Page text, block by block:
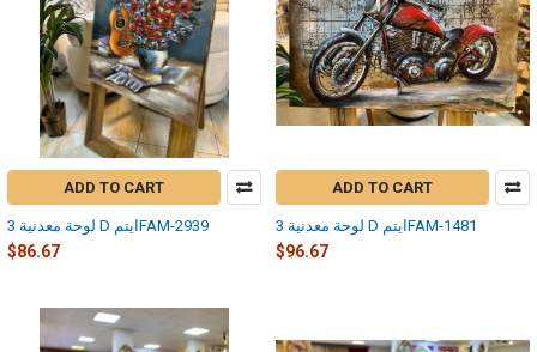
ADD TO CART
لوحة معدنية 3 D ايتمFAM-2939
$86.67
ADD TO CART
لوحة معدنية 3 D ايتمFAM-1481
$96.67